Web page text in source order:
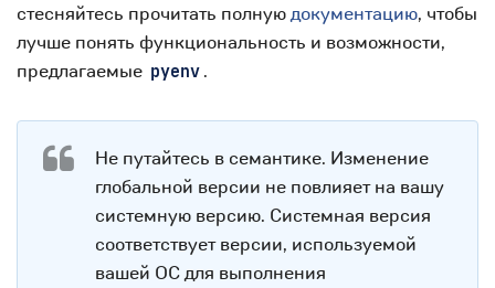
стесняйтесь прочитать полнуюдокументацию, чтобы
лучше понять функциональность и возможности,
предлагаемые pyenv .
Не путайтесь в семантике. Изменение
глобальной версии не повлияет на вашу
системную версию. Системная версия
соответствует версии, используемой
вашей ОС для выполнения